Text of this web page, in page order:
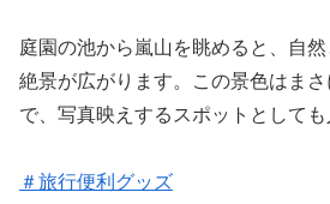
庭園の池から嵐山を眺めると、自
絶景が広がります。この景色はま
で、写真映えするスポットとしても
＃旅行便利グッズ